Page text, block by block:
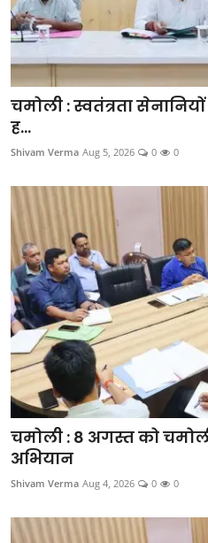
फोटो
Gallery
Hindi
चमोली : स्वतंत्रता
ह...
Shivam Verma Aug 5, 2026 0 0
चमोली : 8 अगस्त को
अभियान
Shivam Verma Aug 4, 2026 0 0